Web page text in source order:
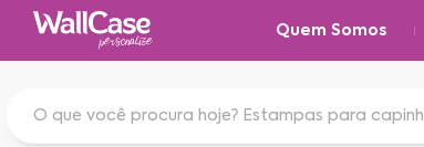
Quem Somos